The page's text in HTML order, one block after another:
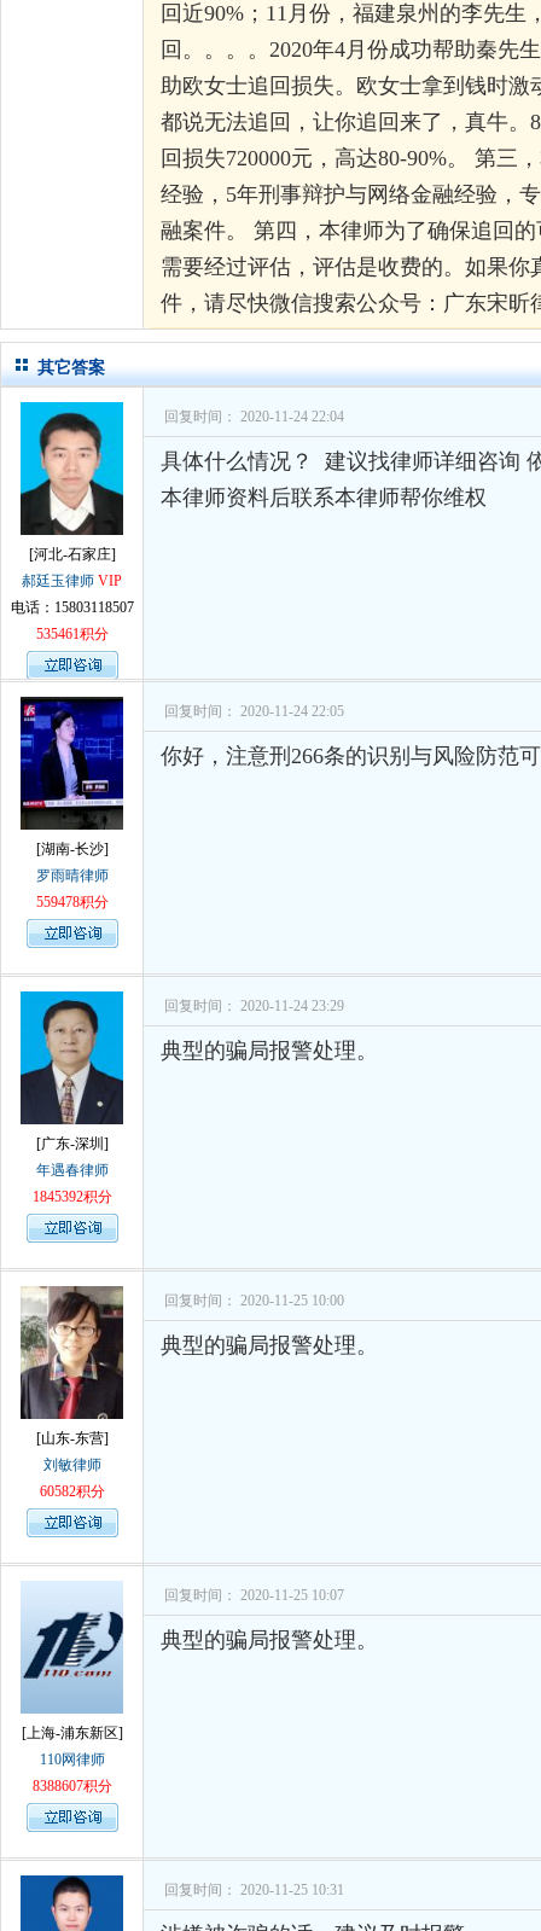
回近90%；11月份，福建泉州的李先生
回。。。。2020年4月份成功帮助秦先
助欧女士追回损失。欧女士拿到钱时激
都说无法追回，让你追回来了，真牛。
回损失720000元，高达80-90%。 第三
经验，5年刑事辩护与网络金融经验，
融案件。 第四，本律师为了确保追回
需要经过评估，评估是收费的。如果你
件，请尽快微信搜索公众号：广东宋昕
其它答案
[河北-石家庄]
郝廷玉律师 VIP
电话：15803118507
535461积分
回复时间： 2020-11-24 22:04
具体什么情况？ 建议找律师详细咨询
本律师资料后联系本律师帮你维权
[湖南-长沙]
罗雨晴律师
559478积分
回复时间： 2020-11-24 22:05
你好，注意刑266条的识别与风险防范
[广东-深圳]
年遇春律师
1845392积分
回复时间： 2020-11-24 23:29
典型的骗局报警处理。
[山东-东营]
刘敏律师
60582积分
回复时间： 2020-11-25 10:00
典型的骗局报警处理。
[上海-浦东新区]
110网律师
8388607积分
回复时间： 2020-11-25 10:07
典型的骗局报警处理。
回复时间： 2020-11-25 10:31